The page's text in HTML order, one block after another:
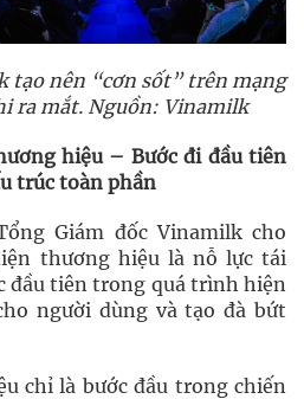
tạo nên “cơn sốt” trên mạng
ra mắt. Nguồn: Vinamilk
hiệu – Bước đi đầu tiên
trúc toàn phần
Giám đốc Vinamilk cho
thương hiệu là nỗ lực tái
đầu tiên trong quá trình hiện
người dùng và tạo đà bứt
chỉ là bước đầu trong chiến